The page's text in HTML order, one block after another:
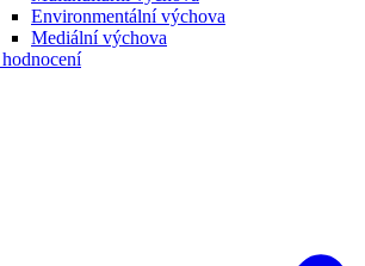
Environmentální výchova
Mediální výchova